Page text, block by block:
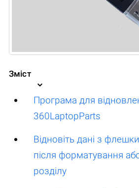
Зміст
Програма для
360LaptopParts
Відновіть дані з
після форматування
розділу